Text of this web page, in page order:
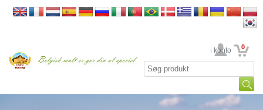
din konto 0